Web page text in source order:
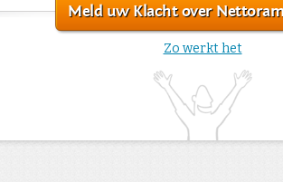
Meld uw Klacht over
Zo werkt het